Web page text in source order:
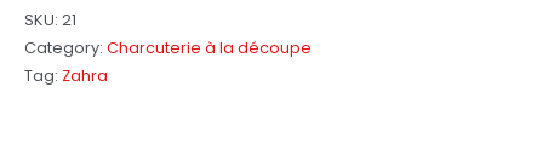
SKU: 21
Category: Charcuterie à la découpe
Tag: Zahra